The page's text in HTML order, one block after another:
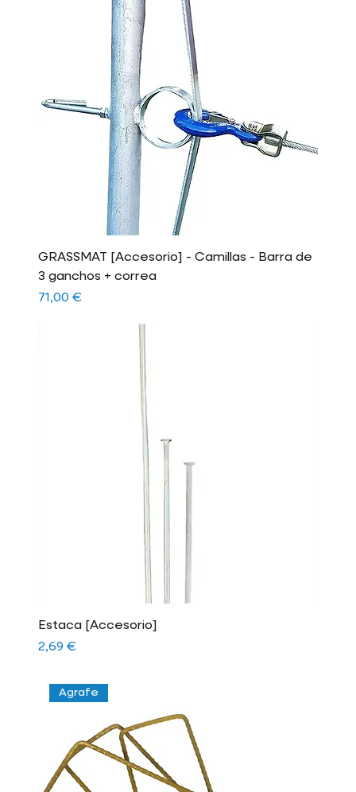
GRASSMAT [Accesorio] - Camillas - Barra de
3 ganchos + correa
Precio
71,00 €
Estaca [Accesorio]
Precio
2,69 €
Agrafe